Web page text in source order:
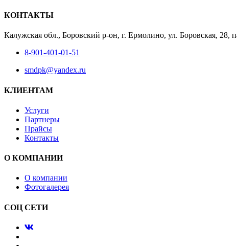
КОНТАКТЫ
Калужская обл., Боровский р-он, г. Ермолино, ул. Боровская, 28,
8-901-401-01-51
smdpk@yandex.ru
КЛИЕНТАМ
Услуги
Партнеры
Прайсы
Контакты
О КОМПАНИИ
О компании
Фотогалерея
СОЦ СЕТИ